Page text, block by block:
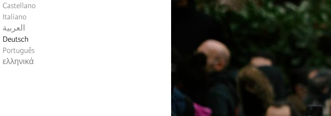
Castellano
Italiano
العربية
Deutsch
Português
ελληνικά